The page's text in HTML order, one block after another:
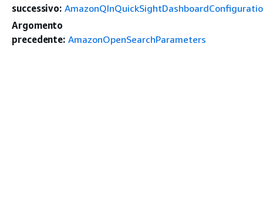
successivo:
Argomento
precedente: AmazonOpenSearchParameters